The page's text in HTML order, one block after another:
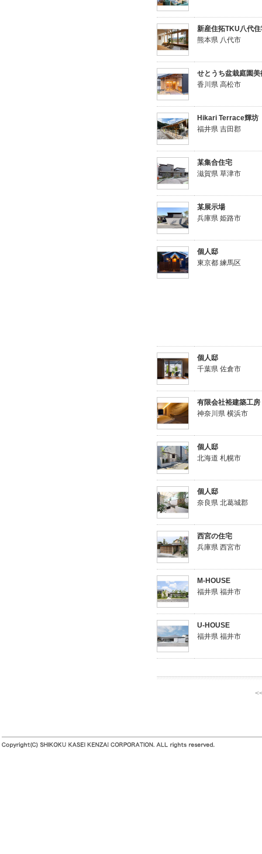
新産住拓TKU八代
熊本県 八代市
せとうち盆栽庭園美
香川県 高松市
Hikari Terrace輝坊
福井県 吉田郡
某集合住宅
滋賀県 草津市
某展示場
兵庫県 姫路市
個人邸
東京都 練馬区
個人邸
千葉県 佐倉市
有限会社裕建築工房
神奈川県 横浜市
個人邸
北海道 札幌市
個人邸
奈良県 北葛城郡
西宮の住宅
兵庫県 西宮市
M-HOUSE
福井県 福井市
U-HOUSE
福井県 福井市